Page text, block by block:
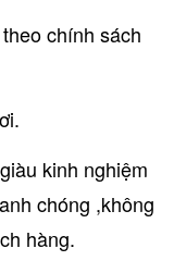
chính sách
kinh nghiệm
chóng ,không
hàng.